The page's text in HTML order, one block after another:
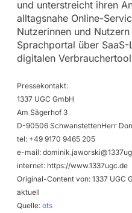
und unterstreicht ihren
alltagsnahe Online-
Nutzerinnen und
Sprachportal über
digitalen
Pressekontakt:
1337 UGC GmbH
Am Sägerhof 3
D-90506 SchwanstettenHerr
tel: +49 9170 9465 205
e-mail:
internet: https://www.1337ugc.de
Original-Content von: 1337 UGC
aktuell
Quelle: ots